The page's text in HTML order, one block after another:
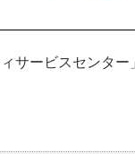
サービスセンター